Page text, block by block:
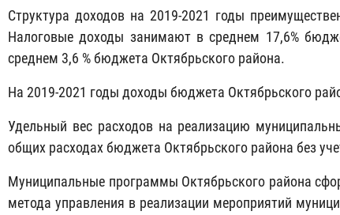
Структура доходов на 2019-2021 годы
Налоговые доходы занимают в среднем 17,6%
среднем 3,6 % бюджета Октябрьского района.
На 2019-2021 годы доходы бюджета Октябрьского
Удельный вес расходов на реализацию
общих расходах бюджета Октябрьского района без
Муниципальные программы Октябрьского района
метода управления в реализации мероприятий